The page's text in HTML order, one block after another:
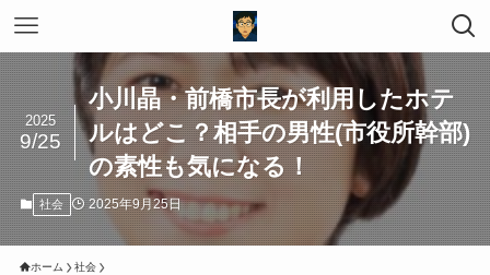
小川晶・前橋市長が利用したホテ
ルはどこ？相手の男性(市役所幹部)
の素性も気になる！
2025
9/25
社会 2025年9月25日
ホーム 社会